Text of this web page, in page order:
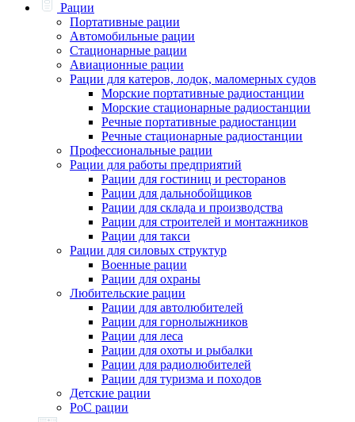
Рации
Портативные рации
Автомобильные рации
Стационарные рации
Авиационные рации
Рации для катеров, лодок, маломерных судов
Морские портативные радиостанции
Морские стационарные радиостанции
Речные портативные радиостанции
Речные стационарные радиостанции
Профессиональные рации
Рации для работы предприятий
Рации для гостиниц и ресторанов
Рации для дальнобойщиков
Рации для склада и производства
Рации для строителей и монтажников
Рации для такси
Рации для силовых структур
Военные рации
Рации для охраны
Любительские рации
Рации для автолюбителей
Рации для горнолыжников
Рации для леса
Рации для охоты и рыбалки
Рации для радиолюбителей
Рации для туризма и походов
Детские рации
PoC рации